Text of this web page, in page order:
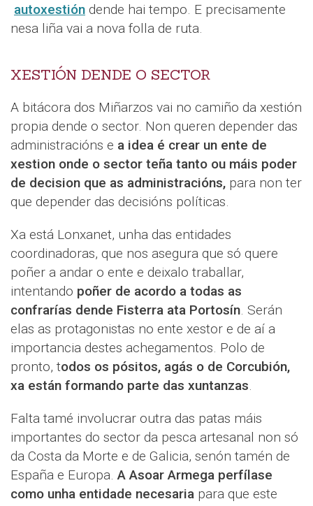
autoxestión dende hai tempo. E precisamente
nesa liña vai a nova folla de ruta.
XESTIÓN DENDE O SECTOR
A bitácora dos Miñarzos vai no camiño da xestión
propia dende o sector. Non queren depender das
administracións e a idea é crear un ente de
xestion onde o sector teña tanto ou máis poder
de decision que as administracións, para non ter
que depender das decisións políticas.
Xa está Lonxanet, unha das entidades
coordinadoras, que nos asegura que só quere
poñer a andar o ente e deixalo traballar,
intentando poñer de acordo a todas as
confrarías dende Fisterra ata Portosín . Serán
elas as protagonistas no ente xestor e de aí a
importancia destes achegamentos. Polo de
pronto, todos os pósitos, agás o de Corcubión,
xa están formando parte das xuntanzas
Falta tamé involucrar outra das patas máis
importantes do sector da pesca artesanal non só
da Costa da Morte e de Galicia, senón tamén de
España e Europa. A Asoar Armega perfílase
como unha entidade necesaria para que este